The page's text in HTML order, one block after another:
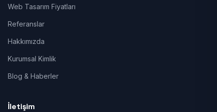
Web Tasarım Fiyatları
Referanslar
Hakkımızda
Kurumsal Kimlik
Blog & Haberler
İletişim